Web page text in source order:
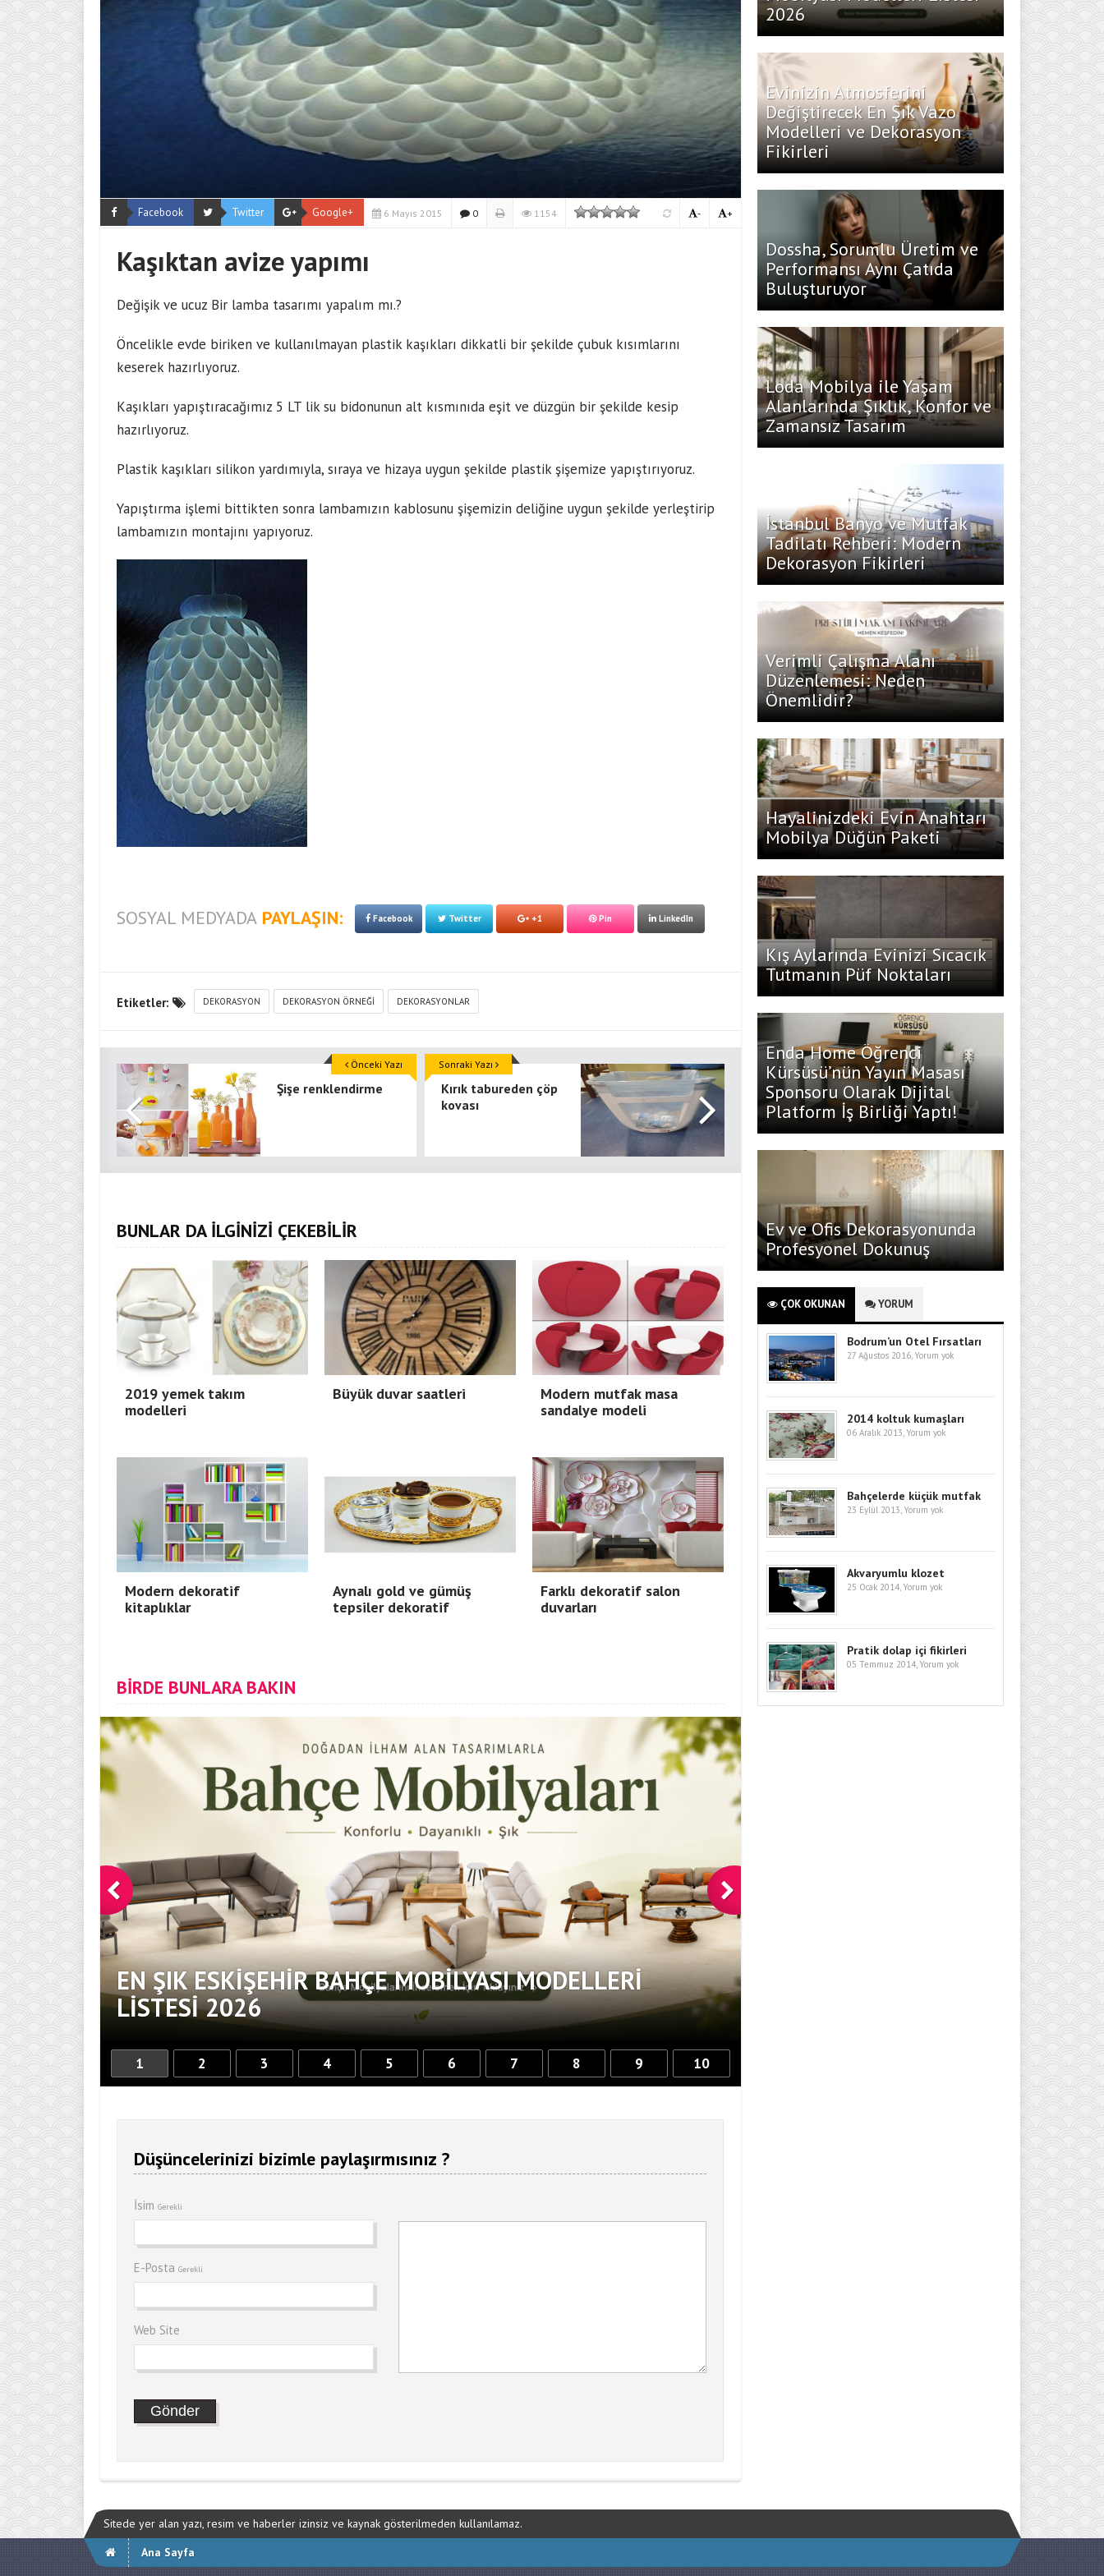
Facebook Twitter Google+ 6 Mayıs 2015 0 1154 +
-
Kaşıktan avize yapımı
Değişik ve ucuz Bir lamba tasarımı yapalım mı.?
Öncelikle evde biriken ve kullanılmayan plastik kaşıkları dikkatli bir şekilde çubuk kısımlarını
keserek hazırlıyoruz.
Kaşıkları yapıştıracağımız 5 LT lik su bidonunun alt kısmınıda eşit ve düzgün bir şekilde kesip
hazırlıyoruz.
Plastik kaşıkları silikon yardımıyla, sıraya ve hizaya uygun şekilde plastik şişemize yapıştırıyoruz.
Yapıştırma işlemi bittikten sonra lambamızın kablosunu şişemizin deliğine uygun şekilde yerleştirip
lambamızın montajını yapıyoruz.
SOSYAL MEDYADA PAYLAŞIN: Facebook Twitter +1 Pin LinkedIn
Etiketler: DEKORASYON DEKORASYON ÖRNEĞI DEKORASYONLAR
Şişe renklendirme
Önceki Yazı
Kırık tabureden çöp
kovası
Sonraki Yazı
BUNLAR DA İLGİNİZİ ÇEKEBİLİR
2019 yemek takım
modelleri
Büyük duvar saatleri
Modern mutfak masa
sandalye modeli
Modern dekoratif
kitaplıklar
Aynalı gold ve gümüş
tepsiler dekoratif
Farklı dekoratif salon
duvarları
BİRDE BUNLARA BAKIN
EN ŞIK ESKIŞEHIR BAHÇE MOBILYASI MODELLERI
LISTESI 2026
EVINIZIN ATMOSFERINI
MODELLERI VE DEKORASYON
1 2 3 4 5 6 7 8 9 10
Düşüncelerinizi bizimle paylaşırmısınız ?
İsim Gerekli
E-Posta Gerekli
Web Site
2026
Evinizin Atmosferini
Değiştirecek En Şık Vazo
Modelleri ve Dekorasyon
Fikirleri
Dossha, Sorumlu Üretim ve
Performansı Aynı Çatıda
Buluşturuyor
Loda Mobilya ile Yaşam
Alanlarında Şıklık, Konfor ve
Zamansız Tasarım
İstanbul Banyo ve Mutfak
Tadilatı Rehberi: Modern
Dekorasyon Fikirleri
Verimli Çalışma Alanı
Düzenlemesi: Neden
Önemlidir?
Hayalinizdeki Evin Anahtarı
Mobilya Düğün Paketi
Kış Aylarında Evinizi Sıcacık
Tutmanın Püf Noktaları
Enda Home Öğrenci
Kürsüsü’nün Yayın Masası
Sponsoru Olarak Dijital
Platform İş Birliği Yaptı!
Ev ve Ofis Dekorasyonunda
Profesyonel Dokunuş
ÇOK OKUNAN YORUM
Bodrum’un Otel Fırsatları
27 Ağustos 2016, Yorum yok
2014 koltuk kumaşları
06 Aralık 2013, Yorum yok
Bahçelerde küçük mutfak
23 Eylül 2013, Yorum yok
Akvaryumlu klozet
25 Ocak 2014, Yorum yok
Pratik dolap içi fikirleri
05 Temmuz 2014, Yorum yok
Sitede yer alan yazı, resim ve haberler izinsiz ve kaynak gösterilmeden kullanılamaz.
Ana Sayfa